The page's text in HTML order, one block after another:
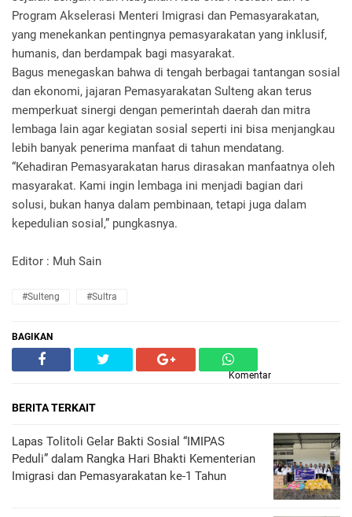
Program Akselerasi Menteri Imigrasi dan Pemasyarakatan,
yang menekankan pentingnya pemasyarakatan yang inklusif,
humanis, dan berdampak bagi masyarakat.
Bagus menegaskan bahwa di tengah berbagai tantangan sosial
dan ekonomi, jajaran Pemasyarakatan Sulteng akan terus
memperkuat sinergi dengan pemerintah daerah dan mitra
lembaga lain agar kegiatan sosial seperti ini bisa menjangkau
lebih banyak penerima manfaat di tahun mendatang.
“Kehadiran Pemasyarakatan harus dirasakan manfaatnya oleh
masyarakat. Kami ingin lembaga ini menjadi bagian dari
solusi, bukan hanya dalam pembinaan, tetapi juga dalam
kepedulian sosial,” pungkasnya.
Editor : Muh Sain
#Sulteng #Sultra
BAGIKAN
Komentar
BERITA TERKAIT
Lapas Tolitoli Gelar Bakti Sosial “IMIPAS
Peduli” dalam Rangka Hari Bhakti Kementerian
Imigrasi dan Pemasyarakatan ke-1 Tahun